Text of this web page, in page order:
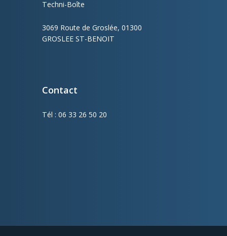
Techni-Boîte
3069 Route de Groslée, 01300
GROSLEE ST-BENOIT
Contact
Tél : 06 33 26 50 20